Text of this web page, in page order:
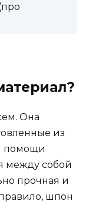
Она
из
помощи
между собой
прочная и
шпон